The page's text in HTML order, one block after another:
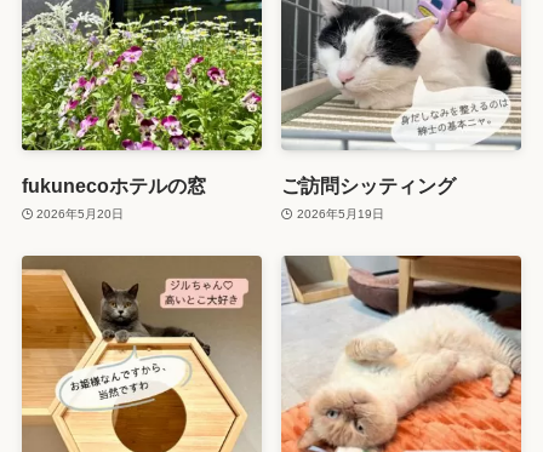
fukunecoホテルの窓
2026年5月20日
ご訪問シッティング
2026年5月19日